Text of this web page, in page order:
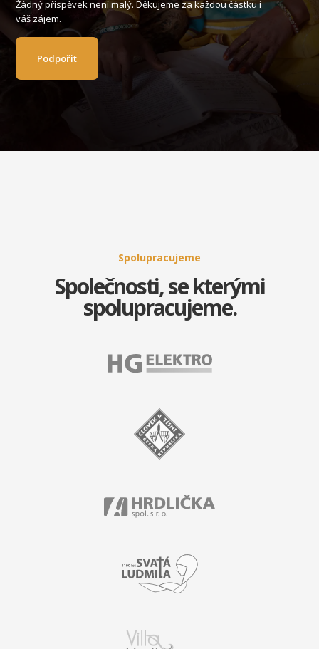
Žádný příspěvek není malý. Děkujeme za každou částku i
váš zájem.
Podpořit
Spolupracujeme
Společnosti, se kterými
spolupracujeme.